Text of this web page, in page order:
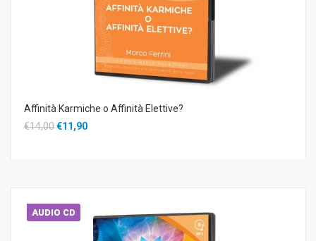
Affinità Karmiche o Affinità Elettive?
€14,00€11,90
AUDIO CD